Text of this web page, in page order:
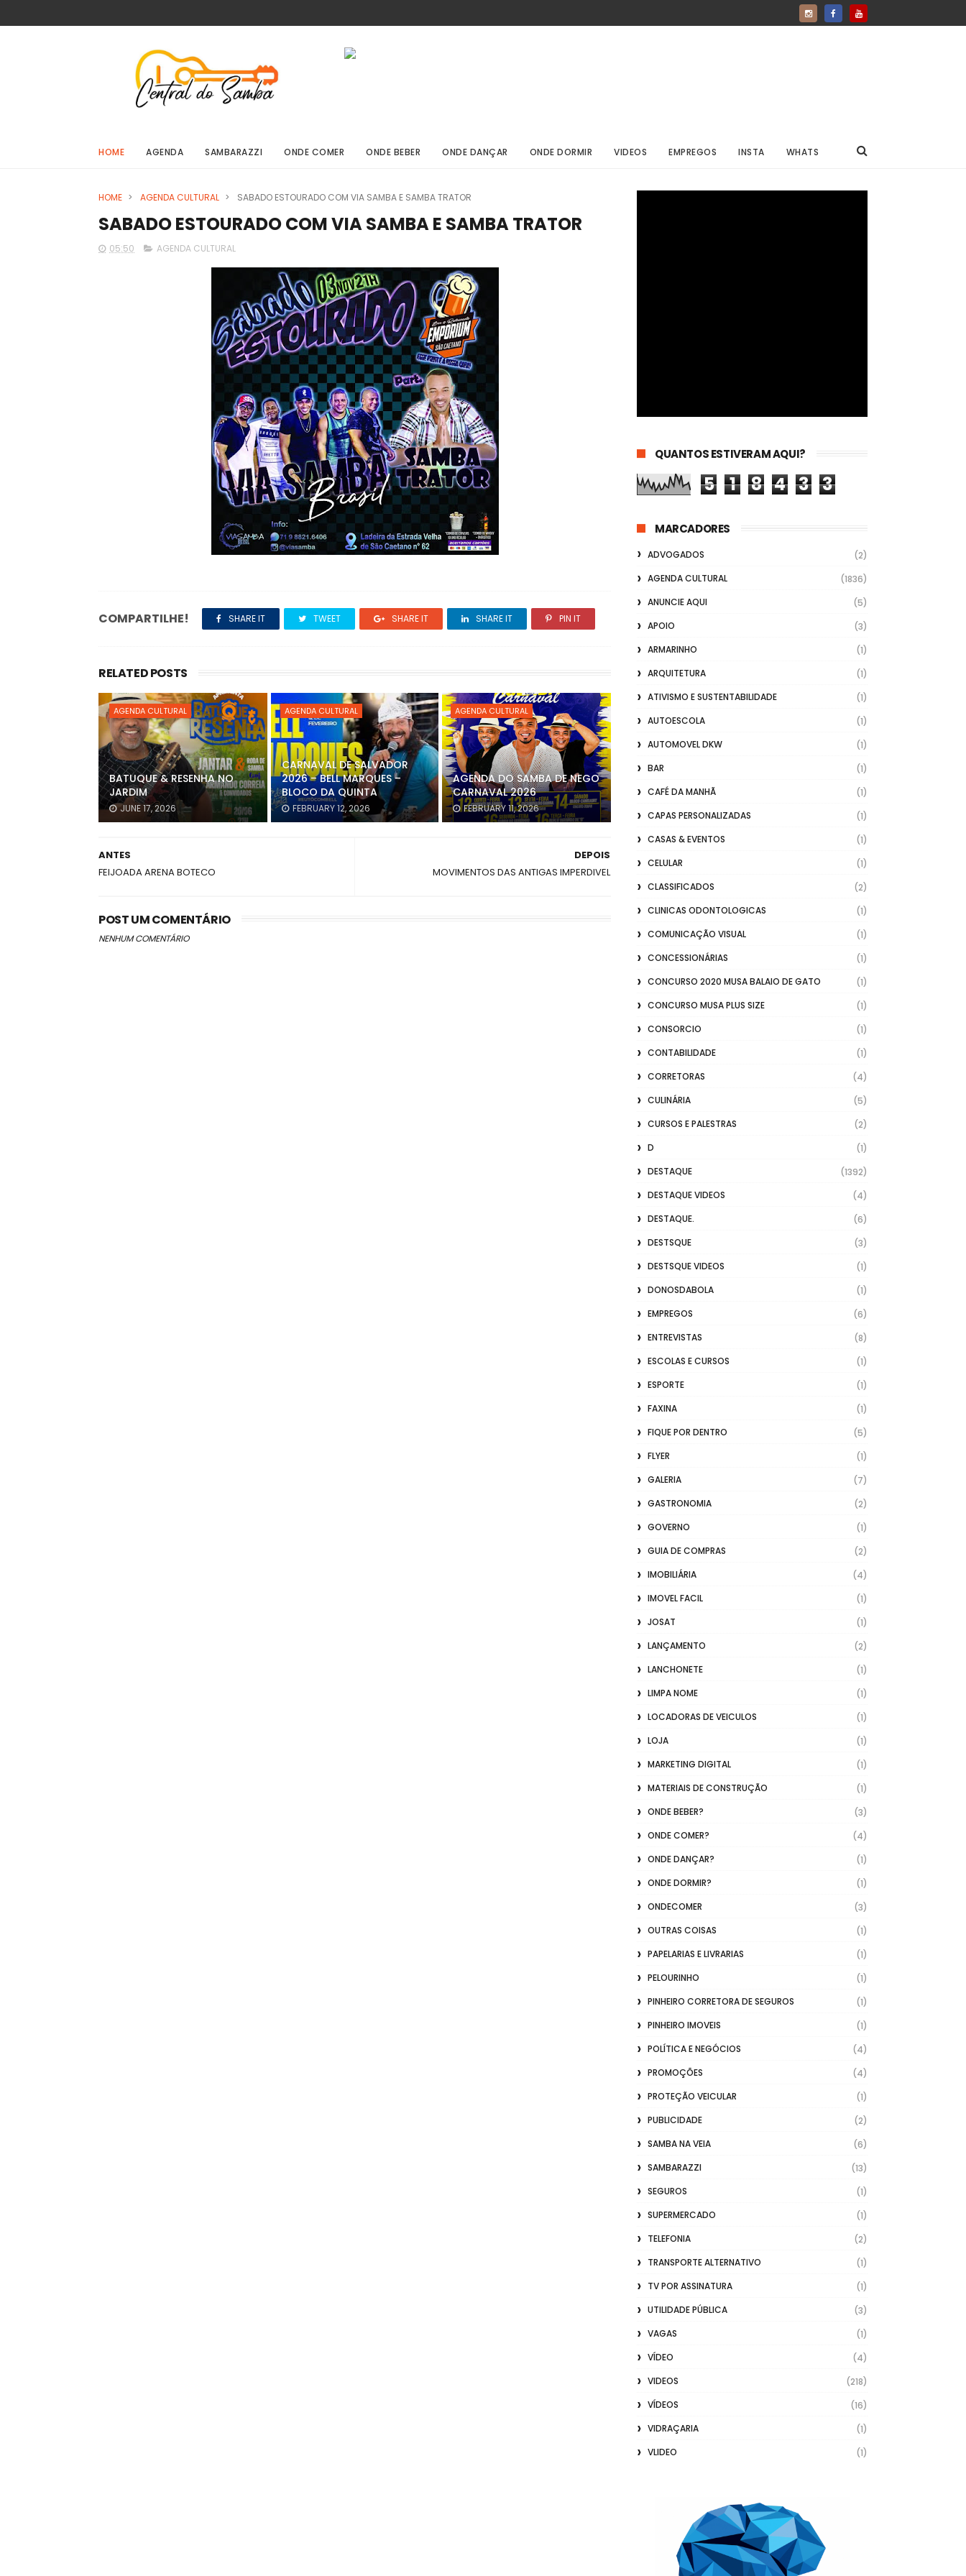
HOME AGENDA SAMBARAZZI ONDE COMER ONDE BEBER ONDE DANÇAR ONDE DORMIR VIDEOS EMPREGOS INSTA WHATS
HOME > AGENDA CULTURAL > SABADO ESTOURADO COM VIA SAMBA E SAMBA TRATOR
SABADO ESTOURADO COM VIA SAMBA E SAMBA TRATOR
05:50 AGENDA CULTURAL
COMPARTILHE! SHARE IT TWEET SHARE IT SHARE IT PIN IT
RELATED POSTS
AGENDA CULTURAL
BATUQUE & RESENHA NO
JARDIM
JUNE 17, 2026
AGENDA CULTURAL
CARNAVAL DE SALVADOR
2026 – BELL MARQUES –
BLOCO DA QUINTA
FEBRUARY 12, 2026
AGENDA CULTURAL
AGENDA DO SAMBA DE NEGO
CARNAVAL 2026
FEBRUARY 11, 2026
DEPOIS
MOVIMENTOS DAS ANTIGAS IMPERDIVEL
ANTES
FEIJOADA ARENA BOTECO
POST UM COMENTÁRIO
NENHUM COMENTÁRIO
QUANTOS ESTIVERAM AQUI?
5 1 8 4 3 3
MARCADORES
ADVOGADOS
(2)
AGENDA CULTURAL
(1836)
ANUNCIE AQUI
(5)
APOIO
(3)
ARMARINHO
(1)
ARQUITETURA
(1)
ATIVISMO E SUSTENTABILIDADE
(1)
AUTOESCOLA
(1)
AUTOMOVEL DKW
(1)
BAR
(1)
CAFÉ DA MANHÃ
(1)
CAPAS PERSONALIZADAS
(1)
CASAS & EVENTOS
(1)
CELULAR
(1)
CLASSIFICADOS
(2)
CLINICAS ODONTOLOGICAS
(1)
COMUNICAÇÃO VISUAL
(1)
CONCESSIONÁRIAS
(1)
CONCURSO 2020 MUSA BALAIO DE GATO
(1)
CONCURSO MUSA PLUS SIZE
(1)
CONSORCIO
(1)
CONTABILIDADE
(1)
CORRETORAS
(4)
CULINÁRIA
(5)
CURSOS E PALESTRAS
(2)
D
(1)
DESTAQUE
(1392)
DESTAQUE VIDEOS
(4)
DESTAQUE.
(6)
DESTSQUE
(3)
DESTSQUE VIDEOS
(1)
DONOSDABOLA
(1)
EMPREGOS
(6)
ENTREVISTAS
(8)
ESCOLAS E CURSOS
(1)
ESPORTE
(1)
FAXINA
(1)
FIQUE POR DENTRO
(5)
FLYER
(1)
GALERIA
(7)
GASTRONOMIA
(2)
GOVERNO
(1)
GUIA DE COMPRAS
(2)
IMOBILIÁRIA
(4)
IMOVEL FACIL
(1)
JOSAT
(1)
LANÇAMENTO
(2)
LANCHONETE
(1)
LIMPA NOME
(1)
LOCADORAS DE VEICULOS
(1)
LOJA
(1)
MARKETING DIGITAL
(1)
MATERIAIS DE CONSTRUÇÃO
(1)
ONDE BEBER?
(3)
ONDE COMER?
(4)
ONDE DANÇAR?
(1)
ONDE DORMIR?
(1)
ONDECOMER
(3)
OUTRAS COISAS
(1)
PAPELARIAS E LIVRARIAS
(1)
PELOURINHO
(1)
PINHEIRO CORRETORA DE SEGUROS
(1)
PINHEIRO IMOVEIS
(1)
POLÍTICA E NEGÓCIOS
(4)
PROMOÇÕES
(4)
PROTEÇÃO VEICULAR
(1)
PUBLICIDADE
(2)
SAMBA NA VEIA
(6)
SAMBARAZZI
(13)
SEGUROS
(1)
SUPERMERCADO
(1)
TELEFONIA
(2)
TRANSPORTE ALTERNATIVO
(1)
TV POR ASSINATURA
(1)
UTILIDADE PÚBLICA
(3)
VAGAS
(1)
VÍDEO
(4)
VIDEOS
(218)
VÍDEOS
(16)
VIDRAÇARIA
(1)
VLIDEO
(1)